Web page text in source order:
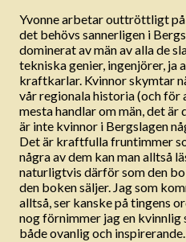
Yvonne arbetar outtröttligt på
det behövs sannerligen i
dominerat av män av alla de
tekniska genier, ingenjörer, ja
kraftkarlar. Kvinnor skymtar
vår regionala historia (och för
mesta handlar om män, det är
är inte kvinnor i Bergslagen
Det är kraftfulla fruntimmer
några av dem kan man alltså
naturligtvis därför som den
den boken säljer. Jag som
alltså, ser kanske på tingens
nog förnimmer jag en kvinnlig
både ovanlig och inspirerande.